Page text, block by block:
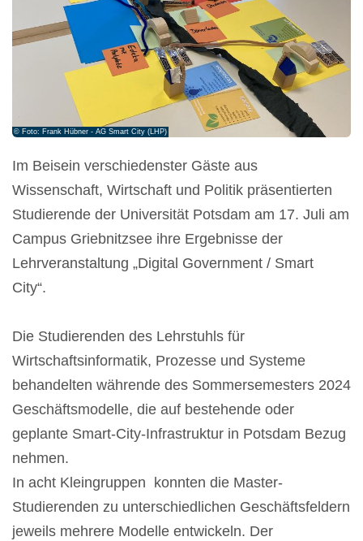
© Foto: Frank Hübner - AG Smart City (LHP)
Im Beisein verschiedenster Gäste aus
Wissenschaft, Wirtschaft und Politik präsentierten
Studierende der Universität Potsdam am 17. Juli am
Campus Griebnitzsee ihre Ergebnisse der
Lehrveranstaltung „Digital Government / Smart
City“.
Die Studierenden des Lehrstuhls für
Wirtschaftsinformatik, Prozesse und Systeme
behandelten währende des Sommersemesters 2024
Geschäftsmodelle, die auf bestehende oder
geplante Smart-City-Infrastruktur in Potsdam Bezug
nehmen.
In acht Kleingruppen konnten die Master-
Studierenden zu unterschiedlichen Geschäftsfeldern
jeweils mehrere Modelle entwickeln. Der